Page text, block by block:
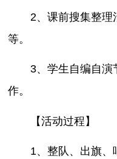
2、课前搜集整理
等。
3、学生自编自演
作。
【活动过程】
1、整队、出旗、